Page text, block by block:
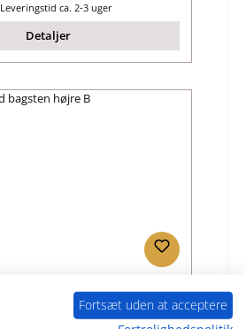
Leveringstid ca. 2-3 uger
Detaljer
Fortsæt uden at acceptere